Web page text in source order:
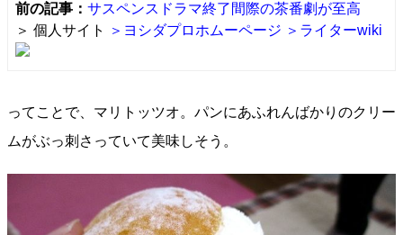
前の記事： サスペンスドラマ終了間際の茶番劇が至高
＞ 個人サイト
＞ヨシダプロホムーページ ＞ライターwiki
ってことで、マリトッツオ。パンにあふれんばかりのクリー
ムがぶっ刺さっていて美味しそう。